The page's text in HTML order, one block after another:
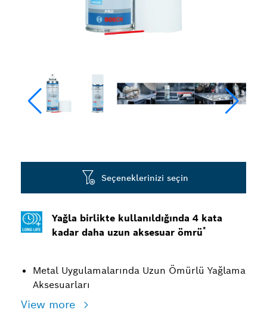
Yağla birlikte kullanıldığında 4 kata
kadar daha uzun aksesuar ömrü*
Metal Uygulamalarında Uzun Ömürlü Yağlama
Aksesuarları
View more
Seçeneklerinizi seçin